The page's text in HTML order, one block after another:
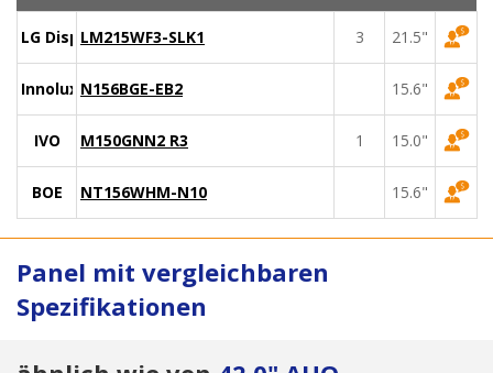
LG DisplayLM215WF3-SLK1 3 21.5"
Innolux N156BGE-EB2 15.6"
IVO M150GNN2 R3 1 15.0"
BOE NT156WHM-N10 15.6"
Panel mit vergleichbaren
Spezifikationen